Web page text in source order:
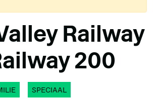
Railway
200
SPECIAAL